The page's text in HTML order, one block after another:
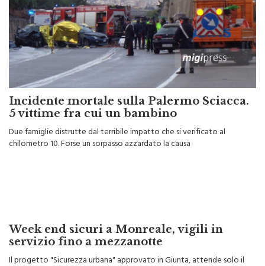
Incidente mortale sulla Palermo Sciacca.
5 vittime fra cui un bambino
Due famiglie distrutte dal terribile impatto che si verificato al
chilometro 10. Forse un sorpasso azzardato la causa
servizio fino a mezzanotte
Il progetto "Sicurezza urbana" approvato in Giunta, attende solo il
parere favorevole del dirigente